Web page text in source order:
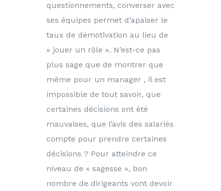
questionnements, converser avec
ses équipes permet d’apaiser le
taux de démotivation au lieu de
« jouer un rôle ». N’est-ce pas
plus sage que de montrer que
même pour un manager , il est
impossible de tout savoir, que
certaines décisions ont été
mauvaises, que l’avis des salariés
compte pour prendre certaines
décisions ? Pour atteindre ce
niveau de « sagesse », bon
nombre de dirigeants vont devoir